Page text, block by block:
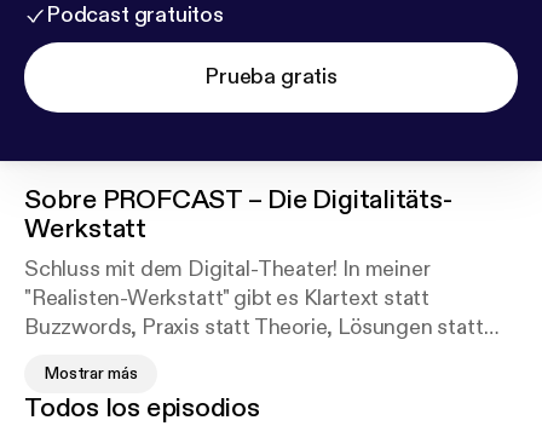
Podcast gratuitos
Prueba gratis
Sobre PROFCAST – Die Digitalitäts-
Werkstatt
Schluss mit dem Digital-Theater! In meiner
"Realisten-Werkstatt" gibt es Klartext statt
Buzzwords, Praxis statt Theorie, Lösungen statt
konkrete Umsetzungen von digitalen Projekten.
Mostrar más
Todos los episodios